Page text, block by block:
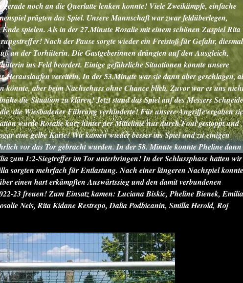
noch an die Querlatte lenken konnte! Viele Zweikämpfe, einfache
prägten das Spiel. Unsere Mannschaft war zwar feldüberlegen,
spielen. Als in der 27.Minute Rosalie mit einem schönen Zuspiel Rita
Nach der Pause sorgte wieder ein Freistoß für Gefahr, diesmal
an der Torhüterin. Die Gastgeberinnen drängten auf den Ausgleich,
ins Feld beordert. Einige gefährliche Situationen konnte unsere
vereiteln. In der 53.Minute war sie dann aber geschlagen,
könnte, aber beim Nachschuss ohne Chance blieb. Zuvor war es uns
die Situation zu klären! Jetzt stand das Spiel auf des Messers Schneide
die Wiesbadener Führung verhinderte! Für unsere Angriffe ergaben
wurde Rosalie kurz hinter der Mittelinie nur durch Foul gestoppt und
eine gelbe Karte! Wir kamen wieder besser ins Spiel und zu einigen
vor das Tor gebracht wurden. In der 58. Minute konnte Pheline dann
zum 1:2-Siegtreffer im Tor unterbringen! In der Schlussphase hatten wir
sorgten mehrfach für Entlastung. Nach einer längeren Nachspiel
einen hart erkämpften Auswärtssieg und den damit verbundenen
23 freuen!Zum Einsatz kamen: Luciana Biskic, Pheline Bienek, Emilia
Neis, Rita Kidane Restrepo, Dalia Podbicanin, Smilla Herold, Roj